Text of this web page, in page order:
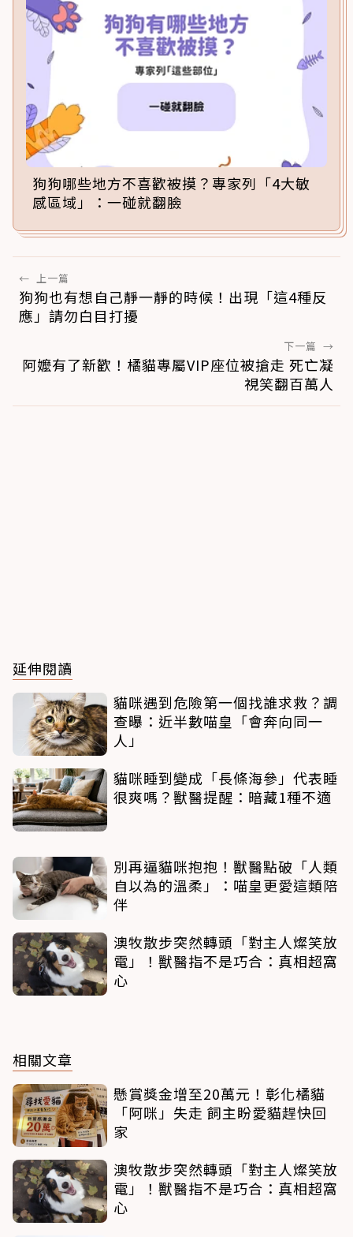
狗狗哪些地方不喜歡被摸？專家列「4大敏
感區域」：一碰就翻臉
← 上一篇
狗狗也有想自己靜一靜的時候！出現「這4種反
應」請勿白目打擾
下一篇 →
阿嬤有了新歡！橘貓專屬VIP座位被搶走 死亡凝
視笑翻百萬人
延伸閱讀
貓咪遇到危險第一個找誰求救？調
查曝：近半數喵皇「會奔向同一
人」
貓咪睡到變成「長條海參」代表睡
很爽嗎？獸醫提醒：暗藏1種不適
別再逼貓咪抱抱！獸醫點破「人類
自以為的溫柔」：喵皇更愛這類陪
伴
澳牧散步突然轉頭「對主人燦笑放
電」！獸醫指不是巧合：真相超窩
心
相關文章
懸賞獎金增至20萬元！彰化橘貓
「阿咪」失走 飼主盼愛貓趕快回
家
澳牧散步突然轉頭「對主人燦笑放
電」！獸醫指不是巧合：真相超窩
心